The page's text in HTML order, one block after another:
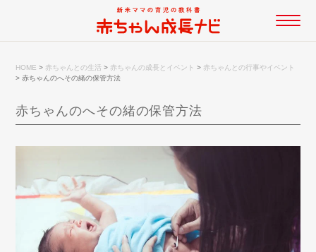
HOME > 赤ちゃんとの生活 > 赤ちゃんの成長とイベント > 赤ちゃんとの行事やイベント
>赤ちゃんのへその緒の保管方法
赤ちゃんのへその緒の保管方法